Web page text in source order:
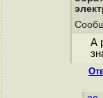
А